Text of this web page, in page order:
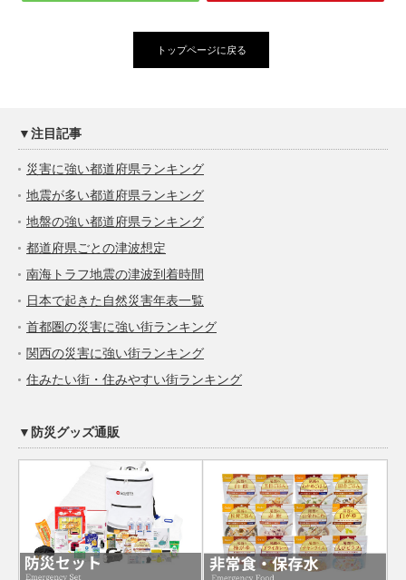
トップページに戻る
▼注目記事
災害に強い都道府県ランキング
地震が多い都道府県ランキング
地盤の強い都道府県ランキング
都道府県ごとの津波想定
南海トラフ地震の津波到着時間
日本で起きた自然災害年表一覧
首都圏の災害に強い街ランキング
関西の災害に強い街ランキング
住みたい街・住みやすい街ランキング
▼防災グッズ通販